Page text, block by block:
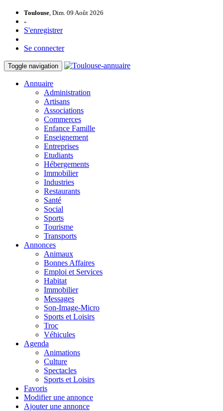
Toulouse, Dim. 09 Août 2026
-
S'enregistrer
Se connecter
Toggle navigation
Annuaire
Administration
Artisans
Associations
Commerces
Enfance Famille
Enseignement
Entreprises
Etudiants
Hébergements
Immobilier
Industries
Restaurants
Santé
Social
Sports
Tourisme
Transports
Annonces
Animaux
Bonnes Affaires
Emploi et Services
Habitat
Immobilier
Messages
Son-Image-Micro
Sports et Loisirs
Troc
Véhicules
Agenda
Animations
Culture
Spectacles
Sports et Loisirs
Favoris
Modifier une annonce
Ajouter une annonce